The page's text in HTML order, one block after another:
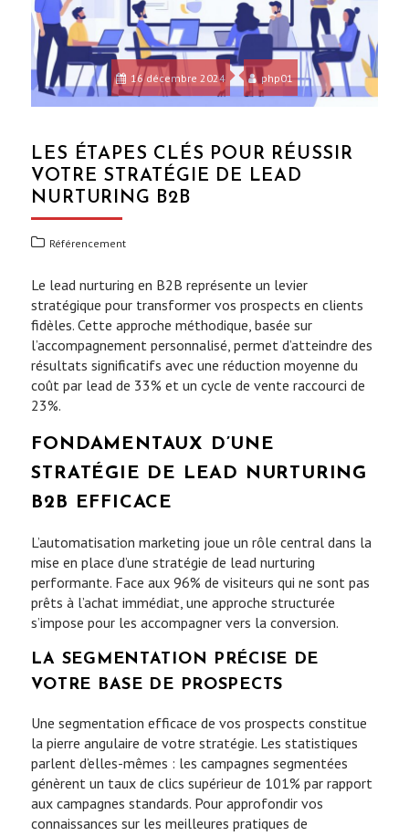
16 décembre 2024 php01
LES ÉTAPES CLÉS POUR RÉUSSIR
VOTRE STRATÉGIE DE LEAD
NURTURING B2B
Référencement
Le lead nurturing en B2B représente un levier
stratégique pour transformer vos prospects en clients
fidèles. Cette approche méthodique, basée sur
l’accompagnement personnalisé, permet d’atteindre des
résultats significatifs avec une réduction moyenne du
coût par lead de 33% et un cycle de vente raccourci de
23%.
FONDAMENTAUX D’UNE
STRATÉGIE DE LEAD NURTURING
B2B EFFICACE
L’automatisation marketing joue un rôle central dans la
mise en place d’une stratégie de lead nurturing
performante. Face aux 96% de visiteurs qui ne sont pas
prêts à l’achat immédiat, une approche structurée
s’impose pour les accompagner vers la conversion.
LA SEGMENTATION PRÉCISE DE
VOTRE BASE DE PROSPECTS
Une segmentation efficace de vos prospects constitue
la pierre angulaire de votre stratégie. Les statistiques
parlent d’elles-mêmes : les campagnes segmentées
génèrent un taux de clics supérieur de 101% par rapport
aux campagnes standards. Pour approfondir vos
connaissances sur les meilleures pratiques de